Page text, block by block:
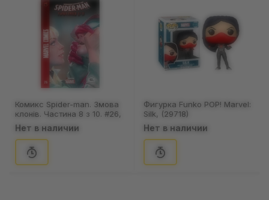
Комикс Spider-man. Змова
клонів. Частина 8 з 10. #26,
(370020)
Нет в наличии
Фигурка Funko POP! Marvel:
Silk, (29718)
Нет в наличии